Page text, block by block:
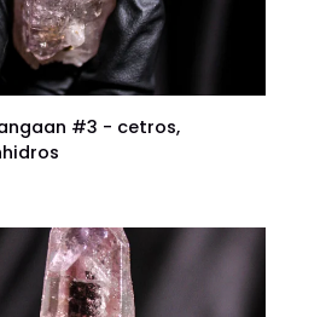
AL CARRITO
#3 - cetros,